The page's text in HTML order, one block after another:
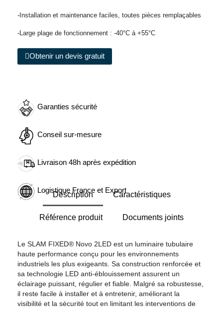
-Installation et maintenance faciles, toutes pièces remplaçables
-Large plage de fonctionnement : -40°C à +55°C
Obtenir un devis gratuit
Garanties sécurité
Conseil sur-mesure
Livraison 48h après expédition
Logistique France et Export
Description Caractéristiques
Référence produit Documents joints
Le SLAM FIXED® Novo 2LED est un luminaire tubulaire
haute performance conçu pour les environnements
industriels les plus exigeants. Sa construction renforcée et
sa technologie LED anti-éblouissement assurent un
éclairage puissant, régulier et fiable. Malgré sa robustesse,
il reste facile à installer et à entretenir, améliorant la
visibilité et la sécurité tout en limitant les interventions de